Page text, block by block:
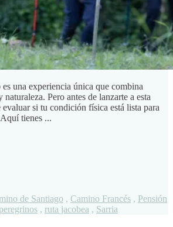
una experiencia única que combina
Pero antes de lanzarte a esta
si tu condición física está lista para
tienes ...
de Santiago , Camino Francés , Pensión
peregrinos , ruta jacobea , Sarria